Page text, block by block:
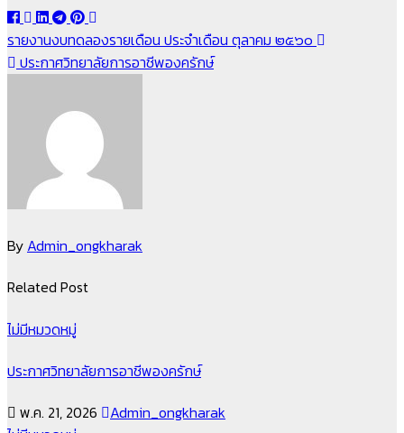
แนะแนว
เรื่อง
รายงานงบทดลองรายเดือน ประจำเดือน ตุลาคม ๒๕๖๐
ประกาศวิทยาลัยการอาชีพองครักษ์
By Admin_ongkharak
Related Post
ไม่มีหมวดหมู่
ประกาศวิทยาลัยการอาชีพองครักษ์
พ.ค. 21, 2026
Admin_ongkharak